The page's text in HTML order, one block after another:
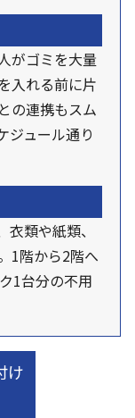
がゴミを大量
入れる前に片
の連携もスム
ジュール通り
類や紙類、
1階から2階へ
1台分の不用
け